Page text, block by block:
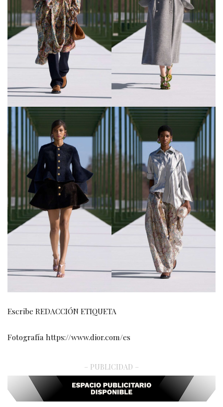
Escribe REDACCIÓN ETIQUETA
Fotografía https://www.dior.com/es
– PUBLICIDAD –